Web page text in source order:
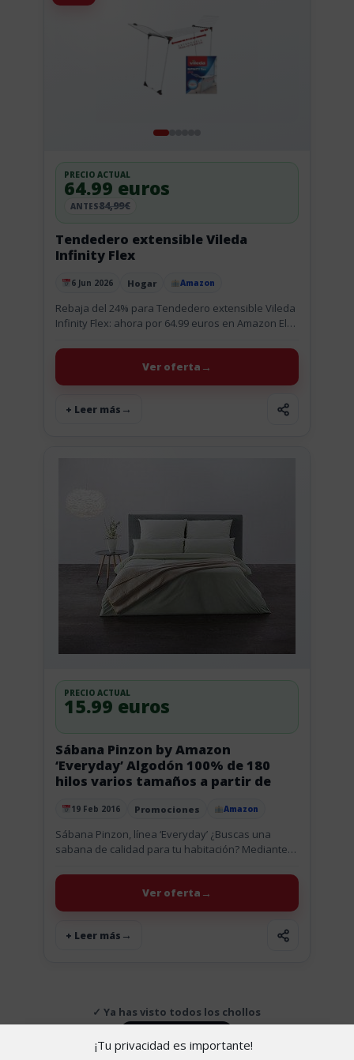
¡Tu privacidad es importante!
Publicado el
6 Jun 2026 Hogar Amazon
Tendedero extensible Vileda
Infinity Flex
PRECIO ACTUAL
64.99 euros
ANTES84,99€
Rebaja del 24% para Tendedero extensible Vileda
Infinity Flex: ahora por 64.99 euros en Amazon El
muy...
+ Leer más
Ver oferta
Publicado el
19 Feb 2016 Promociones Amazon
Sábana Pinzon by Amazon
‘Everyday’ Algodón 100% de 180
hilos varios tamaños a partir de
PRECIO ACTUAL
15.99 euros
Sábana Pinzon, línea ‘Everyday’ ¿Buscas una
sabana de calidad para tu habitación? Mediante
crear un efecto acogedor para...
+ Leer más
Ver oferta
✓ Ya has visto todos los chollos